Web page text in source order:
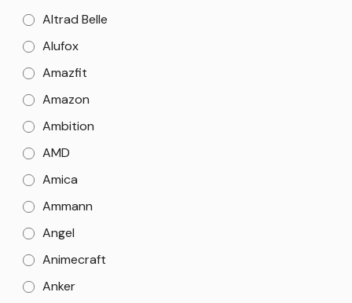
Altrad Belle
Alufox
Amazfit
Amazon
Ambition
AMD
Amica
Ammann
Angel
Animecraft
Anker